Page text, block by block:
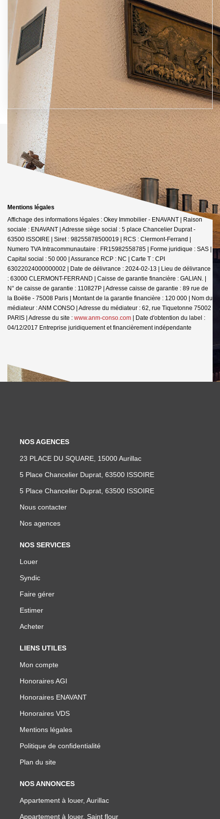
Mentions légales
Affichage des informations légales : Okey Immobilier - ENAVANT | Raison
sociale : ENAVANT | Adresse siège social : 5 place Chancelier Duprat -
63500 ISSOIRE | Siret : 98255878500019 | RCS : Clermont-Ferrand |
Numero TVA Intracommunautaire : FR15982558785 | Forme juridique : SAS |
Capital social : 50 000 | Assurance RCP : NC | Carte T : CPI
63022024000000002 | Date de délivrance : 2024-02-13 | Lieu de délivrance
: 63000 CLERMONT-FERRAND | Caisse de garantie financière : GALIAN. |
N° de caisse de garantie : 110827P | Adresse caisse de garantie : 89 rue de
la Boëtie - 75008 Paris | Montant de la garantie financière : 120 000 | Nom du
médiateur : ANM CONSO | Adresse du médiateur : 62, rue Tiquetonne 75002
PARIS | Adresse du site : www.anm-conso.com | Date d'obtention du label :
04/12/2017 Entreprise juridiquement et financièrement indépendante
NOS AGENCES
23 PLACE DU SQUARE, 15000 Aurillac
5 Place Chancelier Duprat, 63500 ISSOIRE
5 Place Chancelier Duprat, 63500 ISSOIRE
Nous contacter
Nos agences
NOS SERVICES
Louer
Syndic
Faire gérer
Estimer
Acheter
LIENS UTILES
Mon compte
Honoraires AGI
Honoraires ENAVANT
Honoraires VDS
Mentions légales
Politique de confidentialité
Plan du site
NOS ANNONCES
Appartement à louer, Aurillac
Appartement à louer, Saint flour